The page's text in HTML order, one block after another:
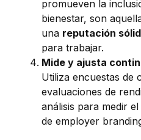
promueven la
bienestar, son
una reputación
para trabajar.
Mide y ajusta
Utiliza encuestas de
evaluaciones de
análisis para medir
de employer